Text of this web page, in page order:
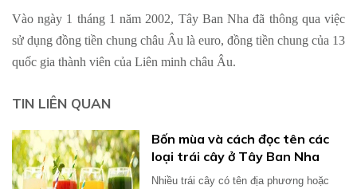
Vào ngày 1 tháng 1 năm 2002, Tây Ban Nha đã thông qua việc
sử dụng đồng tiền chung châu Âu là euro, đồng tiền chung của 13
quốc gia thành viên của Liên minh châu Âu.
TIN LIÊN QUAN
Bốn mùa và cách đọc tên các
loại trái cây ở Tây Ban Nha
Nhiều trái cây có tên địa phương hoặc